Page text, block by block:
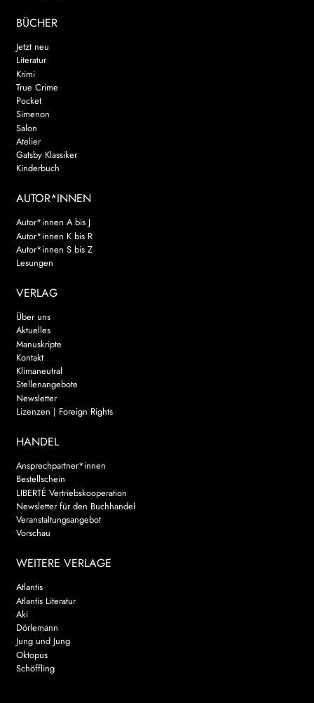
BÜCHER
Jetzt neu
Literatur
Krimi
True Crime
Pocket
Simenon
Salon
Atelier
Gatsby Klassiker
Kinderbuch
AUTOR*INNEN
Autor*innen A bis J
Autor*innen K bis R
Autor*innen S bis Z
Lesungen
VERLAG
Über uns
Aktuelles
Manuskripte
Kontakt
Klimaneutral
Stellenangebote
Newsletter
Lizenzen | Foreign Rights
HANDEL
Ansprechpartner*innen
Bestellschein
LIBERTÉ Vertriebskooperation
Newsletter für den Buchhandel
Veranstaltungsangebot
Vorschau
WEITERE VERLAGE
Atlantis
Atlantis Literatur
Aki
Dörlemann
Jung und Jung
Oktopus
Schöffling